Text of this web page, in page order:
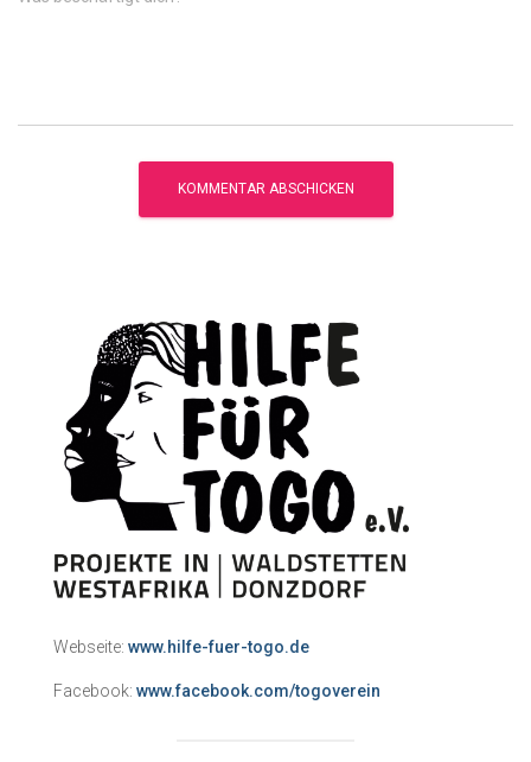
Webseite: www.hilfe-fuer-togo.de
Facebook: www.facebook.com/togoverein